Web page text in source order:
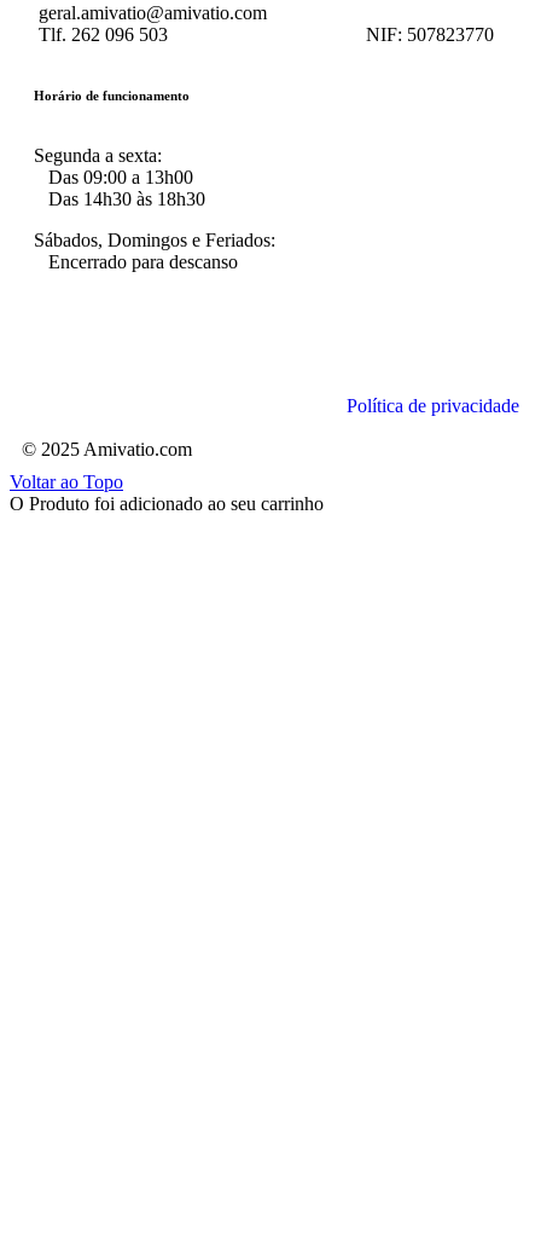
geral.amivatio@amivatio.com
Tlf. 262 096 503 NIF: 507823770
Horário de funcionamento
Segunda a sexta:
Das 09:00 a 13h00
Das 14h30 às 18h30
Sábados, Domingos e Feriados:
Encerrado para descanso
Política de privacidade
© 2025 Amivatio.com
Voltar ao Topo
O Produto foi adicionado ao seu carrinho